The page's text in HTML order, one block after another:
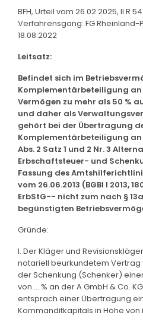
BFH, Urteil vom 26.02.2025, II R
Verfahrensgang: FG Rheinland-
18.08.2022
Leitsatz:
Befindet sich im
Komplementärbeteiligung an
Vermögen zu mehr als 50 %
und daher als
gehört bei der Übertragung
Komplementärbeteiligung an
Abs. 2 Satz 1 und 2 Nr. 3
Erbschaftsteuer- und
Fassung des
vom 26.06.2013 (BGBl I 2013,
ErbStG-- nicht zum nach §
begünstigten
Gründe:
I. Der Kläger und
notariell beurkundetem Vertrag
der Schenkung (Schenker)
von ... % an der A GmbH & Co.
entsprach einer Übertragung
Kommanditkapitals in Höhe von